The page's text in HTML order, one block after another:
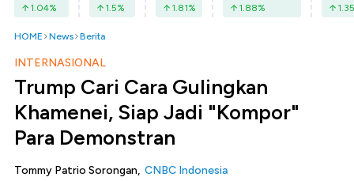
1.04% 1.5% 1.81% 1.88% 1.35
HOME News Berita
INTERNASIONAL
Trump Cari Cara Gulingkan
Khamenei, Siap Jadi "Kompor"
Para Demonstran
Tommy Patrio Sorongan, CNBC Indonesia